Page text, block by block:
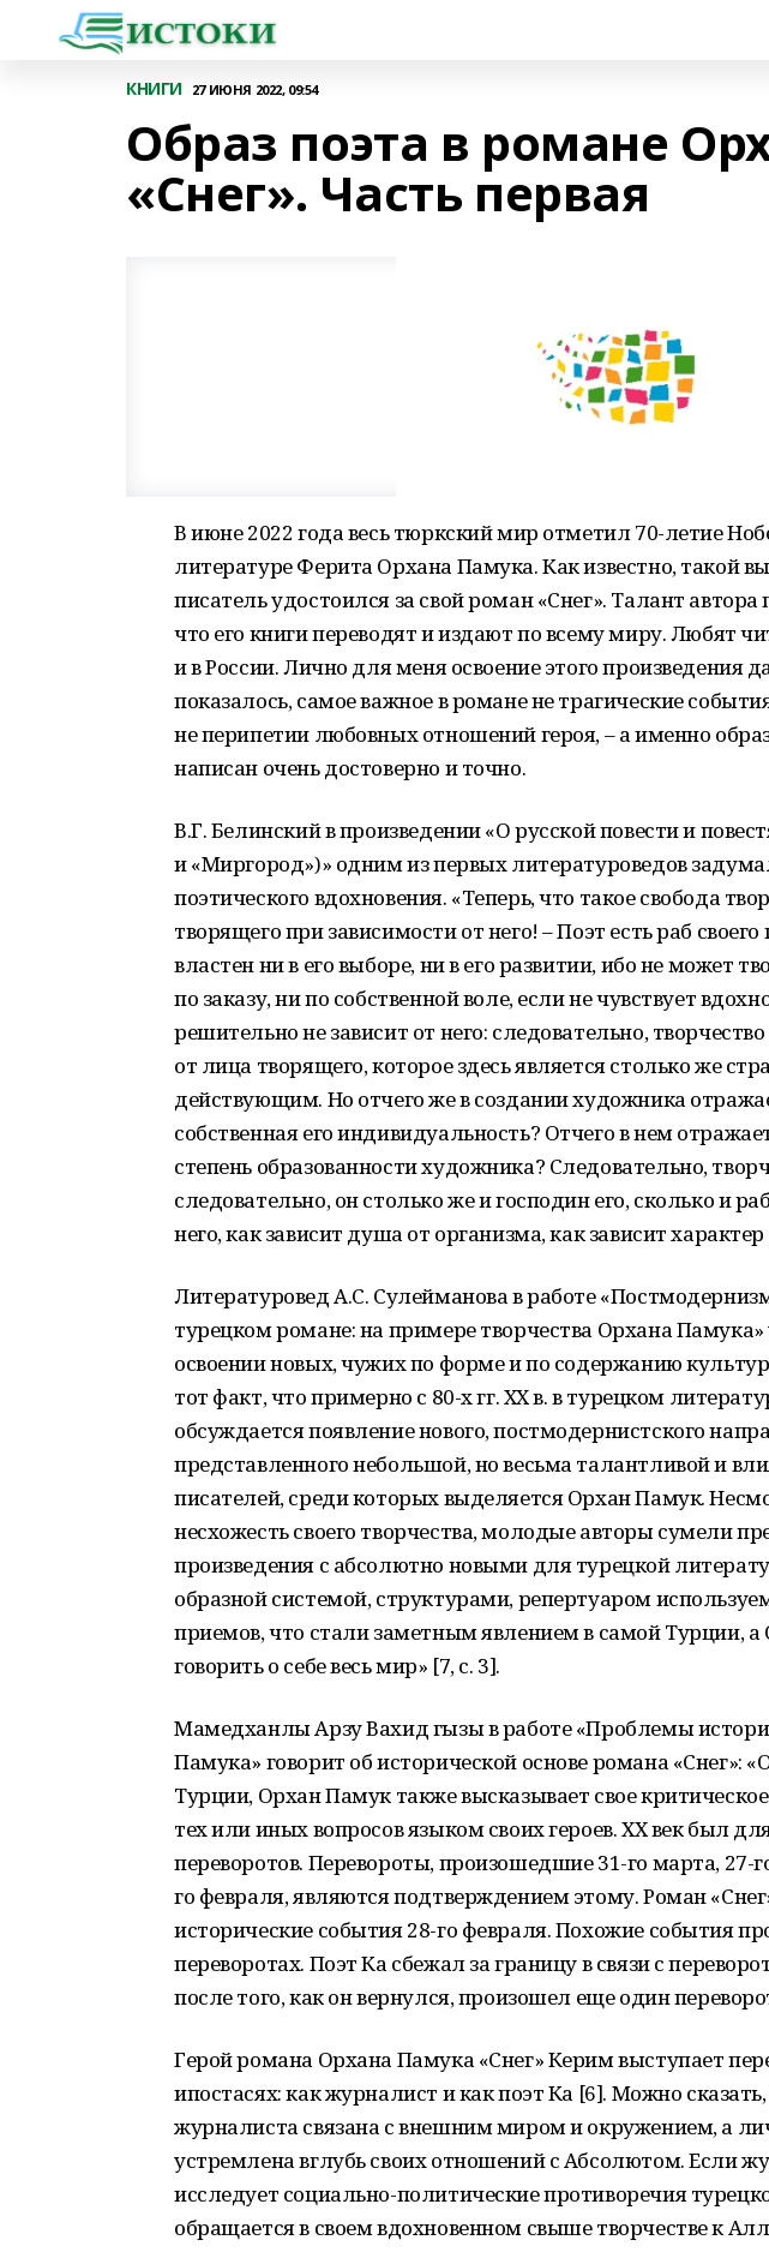
КНИГИ 27 ИЮНЯ 2022, 09:54
Образ поэта в романе
«Снег». Часть первая
В июне 2022 года весь тюркский мир отметил 70-летие
литературе Ферита Орхана Памука. Как известно, такой
писатель удостоился за свой роман «Снег». Талант
что его книги переводят и издают по всему миру. Любят
и в России. Лично для меня освоение этого произведения
показалось, самое важное в романе не трагические
не перипетии любовных отношений героя, – а именно
написан очень достоверно и точно.
В.Г. Белинский в произведении «О русской повести и
и «Миргород»)» одним из первых литературоведов
поэтического вдохновения. «Теперь, что такое свобода
творящего при зависимости от него! – Поэт есть раб
властен ни в его выборе, ни в его развитии, ибо не может
по заказу, ни по собственной воле, если не чувствует
решительно не зависит от него: следовательно,
от лица творящего, которое здесь является столько же
действующим. Но отчего же в создании художника
собственная его индивидуальность? Отчего в нем
степень образованности художника? Следовательно,
следовательно, он столько же и господин его, сколько и
него, как зависит душа от организма, как зависит
Литературовед А.С. Сулейманова в работе
турецком романе: на примере творчества Орхана Памука»
освоении новых, чужих по форме и по содержанию
тот факт, что примерно с 80-х гг. XX в. в турецком
обсуждается появление нового, постмодернистского
представленного небольшой, но весьма талантливой и
писателей, среди которых выделяется Орхан Памук.
несхожесть своего творчества, молодые авторы сумели
произведения с абсолютно новыми для турецкой
образной системой, структурами, репертуаром
приемов, что стали заметным явлением в самой Турции,
говорить о себе весь мир» [7, с. 3].
Мамедханлы Арзу Вахид гызы в работе «Проблемы
Памука» говорит об исторической основе романа «Снег»:
Турции, Орхан Памук также высказывает свое
тех или иных вопросов языком своих героев. ХХ век был
переворотов. Перевороты, произошедшие 31-го марта, 27-
го февраля, являются подтверждением этому. Роман
исторические события 28-го февраля. Похожие события
переворотах. Поэт Ка сбежал за границу в связи с
после того, как он вернулся, произошел еще один
Герой романа Орхана Памука «Снег» Керим выступает
ипостасях: как журналист и как поэт Ка [6]. Можно
журналиста связана с внешним миром и окружением, а
устремлена вглубь своих отношений с Абсолютом. Если
исследует социально-политические противоречия
обращается в своем вдохновенном свыше творчестве к